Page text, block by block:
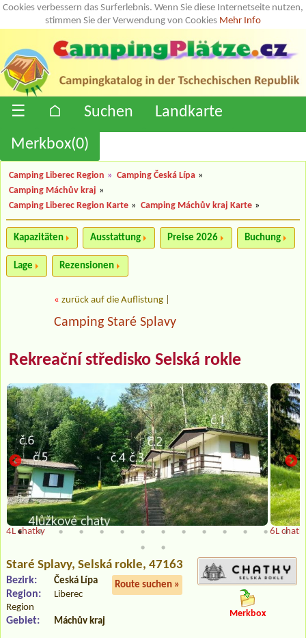
Cookies verbessern das Surferlebnis. Wenn Sie diese Internetseite nutzen,
stimmen Sie der Verwendung von Cookies Mehr Info
☰ ⌂ Suchen
Landkarte
Merkbox(0)
Camping Liberec Region » Camping Česká Lípa »
Camping Máchův kraj »
Camping Liberec Region Karte » Camping Máchův kraj Karte »
Kapazitäten Ausstattung Preise 2026 Buchung
Lage Rezensionen
« zurück auf die Auflistung
Camping Staré Splavy
Rekreační středisko Selská rokle
4L chatky 6L
Staré Splavy, Selská rokle, 47163
Route suchen »
Bezirk: Česká Lípa
Region:
Liberec
Region
Gebiet: Máchův kraj
Merkbox